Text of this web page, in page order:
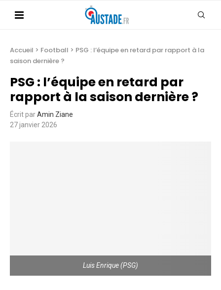
Accueil > Football > PSG : l’équipe en retard par rapport à la
saison dernière ?
PSG : l’équipe en retard par
rapport à la saison dernière ?
Écrit parAmin Ziane
27 janvier 2026
Luis Enrique (PSG)